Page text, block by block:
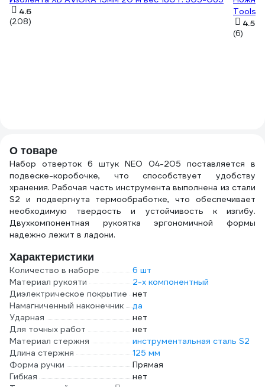
4.6
(208)
Tools
4.5
(6)
О товаре
Набор отверток 6 штук NEO 04-205 поставляется в
подвеске-коробочке, что способствует удобству
хранения. Рабочая часть инструмента выполнена из стали
S2 и подвергнута термообработке, что обеспечивает
необходимую твердость и устойчивость к изгибу.
Двухкомпонентная рукоятка эргономичной формы
надежно лежит в ладони.
Характеристики
Количество в наборе
6 шт
Материал рукояти
2-х компонентный
Диэлектрическое покрытие нет
Намагниченный наконечник
да
Ударная
нет
Для точных работ
нет
Материал стержня
инструментальная сталь S2
Длина стержня
125 мм
Форма ручки
Прямая
Гибкая
нет